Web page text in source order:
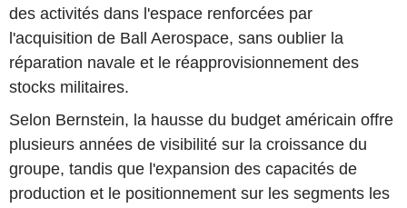
des activités dans l'espace renforcées par
l'acquisition de Ball Aerospace, sans oublier la
réparation navale et le réapprovisionnement des
stocks militaires.
Selon Bernstein, la hausse du budget américain offre
plusieurs années de visibilité sur la croissance du
groupe, tandis que l'expansion des capacités de
production et le positionnement sur les segments les